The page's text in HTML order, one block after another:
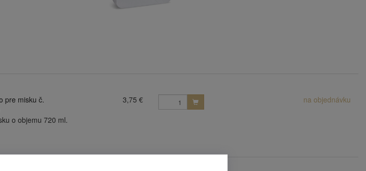
pre misku č.
3,75 €
na objednávku
o objemu 720 ml.